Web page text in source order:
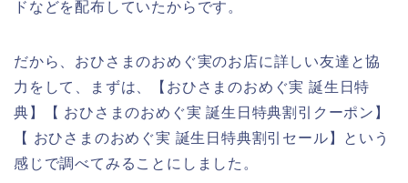
ドなどを配布していたからです。
だから、おひさまのおめぐ実のお店に詳しい友達と協
力をして、まずは、【おひさまのおめぐ実 誕生日特
典】【 おひさまのおめぐ実 誕生日特典割引クーポン】
【 おひさまのおめぐ実 誕生日特典割引セール】という
感じで調べてみることにしました。